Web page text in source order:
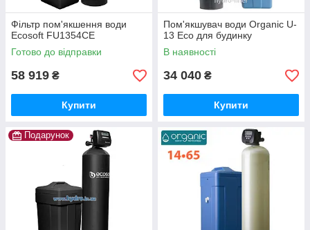
Фільтр пом'якшення води
Ecosoft FU1354CE
Готово до відправки
58 919 ₴
Купити
Пом'якшувач води Organic U-
13 Eco для будинку
В наявності
34 040 ₴
Купити
Подарунок